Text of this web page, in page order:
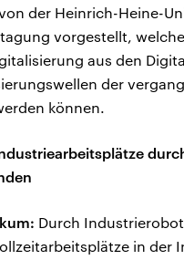
der Heinrich-Heine-
vorgestellt,
aus den
der
können.
Durch
in der